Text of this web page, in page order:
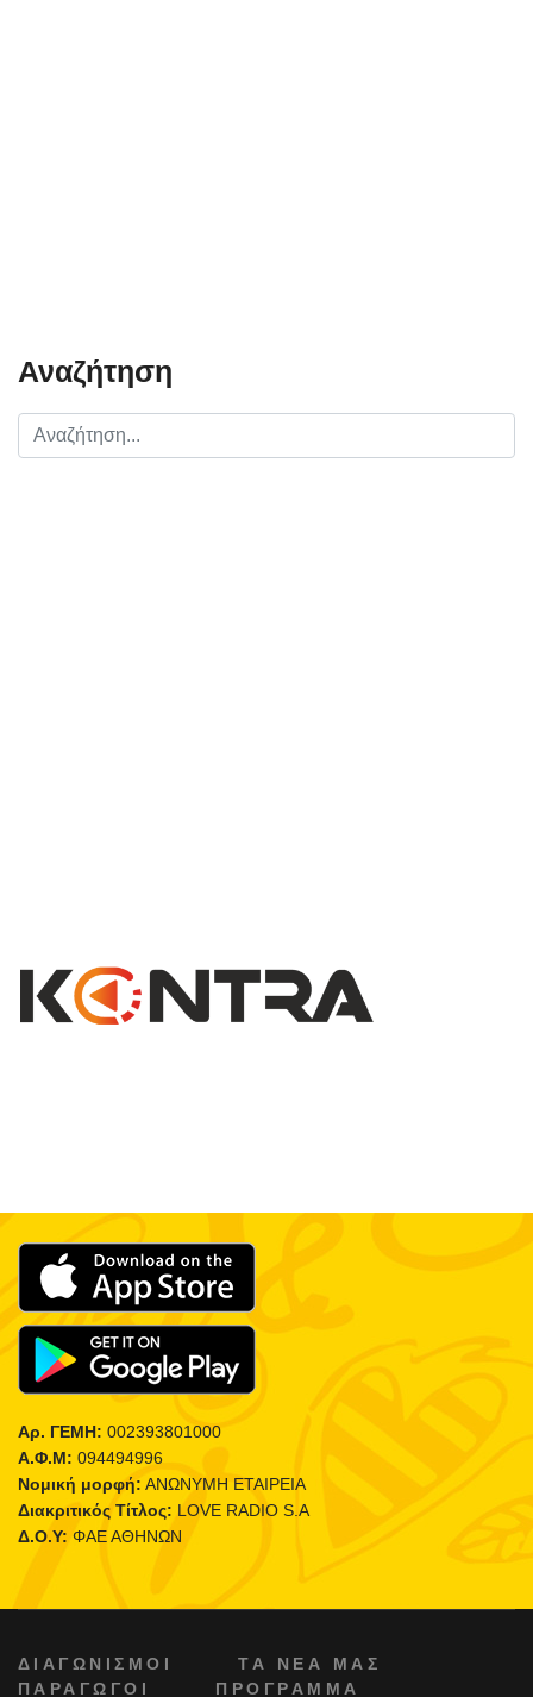
Αναζήτηση
Αρ. ΓΕΜΗ: 002393801000
Α.Φ.Μ: 094494996
Νομική μορφή: ΑΝΩΝΥΜΗ ΕΤΑΙΡΕΙΑ
Διακριτικός Τίτλος: LOVE RADIO S.A
Δ.Ο.Υ: ΦΑΕ ΑΘΗΝΩΝ
ΔΙΑΓΩΝΙΣΜΟΙ
ΤΑ ΝΕΑ ΜΑΣ
ΠΑΡΑΓΩΓΟΙ
ΠΡΟΓΡΑΜΜΑ